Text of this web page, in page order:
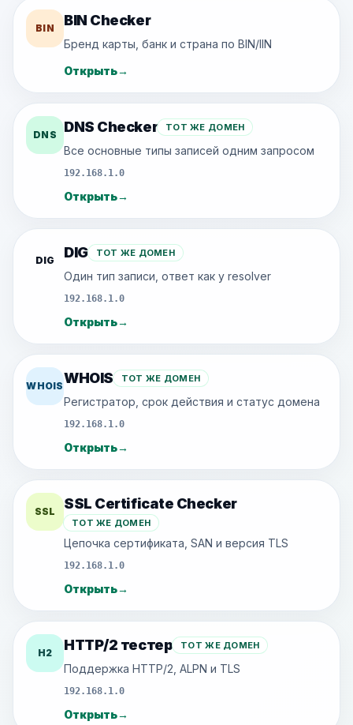
BIN BIN Checker
Бренд карты, банк и страна по BIN/IIN
Открыть→
DNS DNS Checker ТОТ ЖЕ ДОМЕН
Все основные типы записей одним запросом
192.168.1.0
Открыть→
DIG DIG ТОТ ЖЕ ДОМЕН
Один тип записи, ответ как у resolver
192.168.1.0
Открыть→
WHOISWHOIS ТОТ ЖЕ ДОМЕН
Регистратор, срок действия и статус домена
192.168.1.0
Открыть→
SSL SSL Certificate Checker
ТОТ ЖЕ ДОМЕН
Цепочка сертификата, SAN и версия TLS
192.168.1.0
Открыть→
H2 HTTP/2 тестер ТОТ ЖЕ ДОМЕН
Поддержка HTTP/2, ALPN и TLS
192.168.1.0
Открыть→